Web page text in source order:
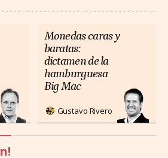
Monedas caras y
baratas:
dictamen de la
hamburguesa
Big Mac
Gustavo Rivero